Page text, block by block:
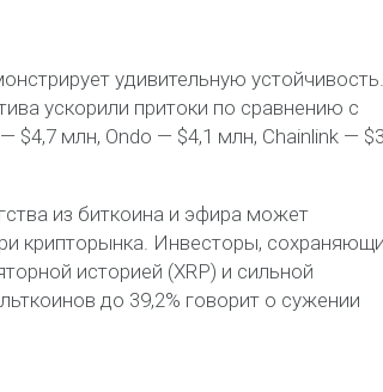
удивительную
ускорили притоки по сравнению с
млн, Ondo — $4,1 млн, Chainlink —
из биткоина и эфира может
крипторынка. Инвесторы,
историей (XRP) и сильной
до 39,2% говорит о сужении